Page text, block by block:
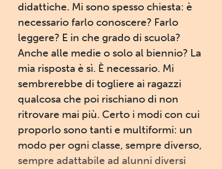
didattiche. Mi sono spesso chiesta: è
necessario farlo conoscere? Farlo
leggere? E in che grado di scuola?
Anche alle medie o solo al biennio? La
mia risposta è sì. È necessario. Mi
sembrerebbe di togliere ai ragazzi
qualcosa che poi rischiano di non
ritrovare mai più. Certo i modi con cui
proporlo sono tanti e multiformi: un
modo per ogni classe, sempre diverso,
sempre adattabile ad alunni diversi